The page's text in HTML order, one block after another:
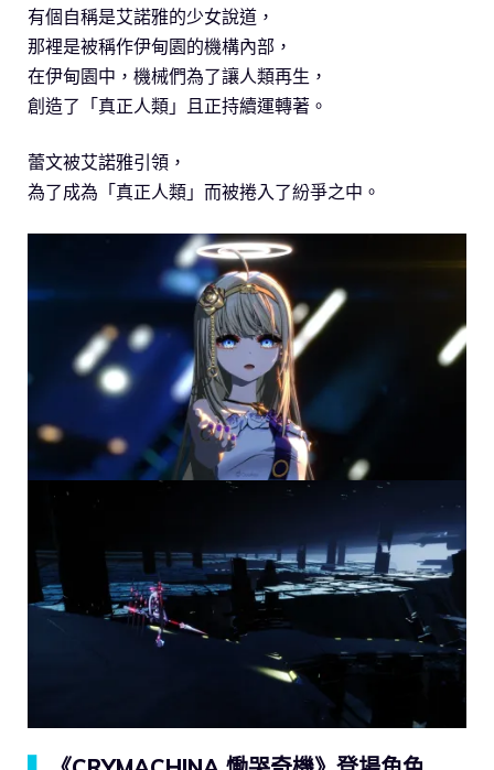
有個自稱是艾諾雅的少女說道，
那裡是被稱作伊甸園的機構內部，
在伊甸園中，機械們為了讓人類再生，
創造了「真正人類」且正持續運轉著。
蕾文被艾諾雅引領，
為了成為「真正人類」而被捲入了紛爭之中。